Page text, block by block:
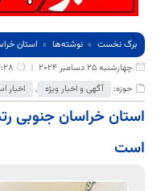
برگ نخست نوشته‌ها
استان
چهارشنبه 25 دسامبر 2024
4:28
حوزه:
آگهی و اخبار ویژه , اخبار
استان خراسان جنوبی
است